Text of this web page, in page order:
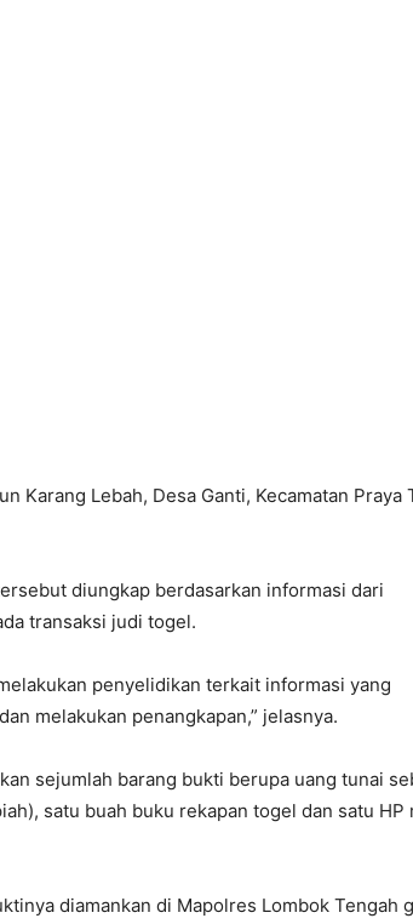
Karang Lebah, Desa Ganti, Kecamatan Praya
diungkap berdasarkan informasi dari
transaksi judi togel.
penyelidikan terkait informasi yang
melakukan penangkapan,” jelasnya.
sejumlah barang bukti berupa uang tunai
satu buah buku rekapan togel dan satu HP
diamankan di Mapolres Lombok Tengah